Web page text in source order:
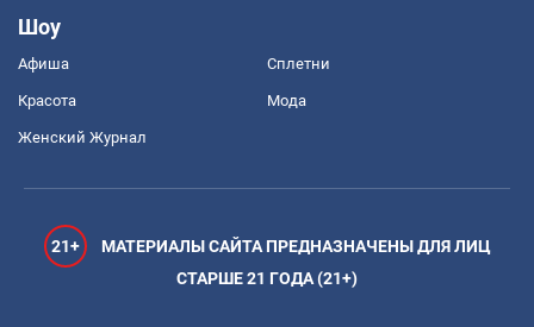
Шоу
Афиша Сплетни
Красота Мода
Женский Журнал
21+
МАТЕРИАЛЫ САЙТА ПРЕДНАЗНАЧЕНЫ ДЛЯ ЛИЦ
СТАРШЕ 21 ГОДА (21+)